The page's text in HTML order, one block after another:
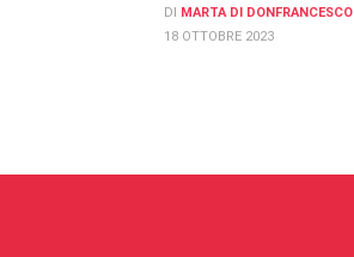
DI MARTA DI DONFRANCESCO
18 OTTOBRE 2023